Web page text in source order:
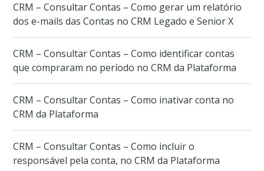
CRM – Consultar Contas – Como gerar um relatório
dos e-mails das Contas no CRM Legado e Senior X
CRM – Consultar Contas – Como identificar contas
que compraram no período no CRM da Plataforma
CRM – Consultar Contas – Como inativar conta no
CRM da Plataforma
CRM – Consultar Contas – Como incluir o
responsável pela conta, no CRM da Plataforma